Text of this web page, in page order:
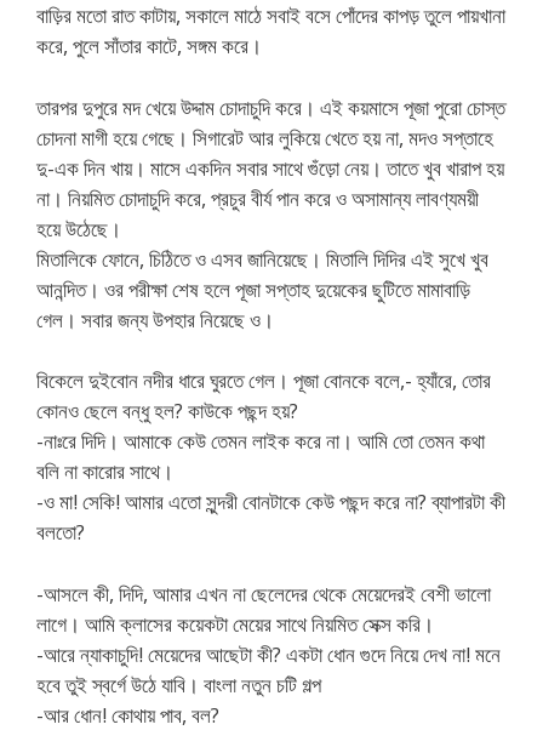
বাড়ির মতো রাত কাটায়, সকালে মাঠে সবাই বসে পোঁদের কাপড় তুলে পায়খানা
করে, পুলে সাঁতার কাটে, সঙ্গম করে।
তারপর দুপুরে মদ খেয়ে উদ্দাম চোদাচুদি করে। এই কয়মাসে পূজা পুরো চোস্ত
চোদনা মাগী হয়ে গেছে। সিগারেট আর লুকিয়ে খেতে হয় না, মদও সপ্তাহে
দু-এক দিন খায়। মাসে একদিন সবার সাথে গুঁড়ো নেয়। তাতে খুব খারাপ হয়
না। নিয়মিত চোদাচুদি করে, প্রচুর বীর্য পান করে ও অসামান্য লাবণ্যময়ী
হয়ে উঠেছে।
মিতালিকে ফোনে, চিঠিতে ও এসব জানিয়েছে। মিতালি দিদির এই সুখে খুব
আনন্দিত। ওর পরীক্ষা শেষ হলে পূজা সপ্তাহ দুয়েকের ছুটিতে মামাবাড়ি
গেল। সবার জন্য উপহার নিয়েছে ও।
বিকেলে দুইবোন নদীর ধারে ঘুরতে গেল। পূজা বোনকে বলে,- হ্যাঁরে, তোর
কোনও ছেলে বন্ধু হল? কাউকে পছন্দ হয়?
-নাঃরে দিদি। আমাকে কেউ তেমন লাইক করে না। আমি তো তেমন কথা
বলি না কারোর সাথে।
-ও মা! সেকি! আমার এতো সুন্দরী বোনটাকে কেউ পছন্দ করে না? ব্যাপারটা কী
বলতো?
-আসলে কী, দিদি, আমার এখন না ছেলেদের থেকে মেয়েদেরই বেশী ভালো
লাগে। আমি ক্লাসের কয়েকটা মেয়ের সাথে নিয়মিত সেক্স করি।
-আরে ন্যাকাচুদি! মেয়েদের আছেটা কী? একটা ধোন গুদে নিয়ে দেখ না! মনে
হবে তুই স্বর্গে উঠে যাবি। বাংলা নতুন চটি গল্প
-আর ধোন! কোথায় পাব, বল?